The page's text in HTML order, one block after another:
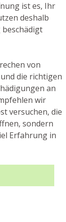
ist es, Ihr
deshalb
von
die richtigen
an
wir
versuchen, die
sondern
Erfahrung in